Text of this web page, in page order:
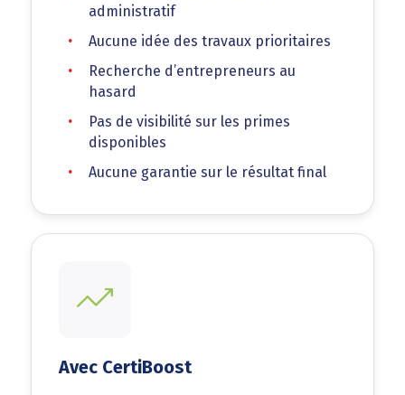
administratif
Aucune idée des travaux prioritaires
Recherche d’entrepreneurs au
hasard
Pas de visibilité sur les primes
disponibles
Aucune garantie sur le résultat final
Avec CertiBoost